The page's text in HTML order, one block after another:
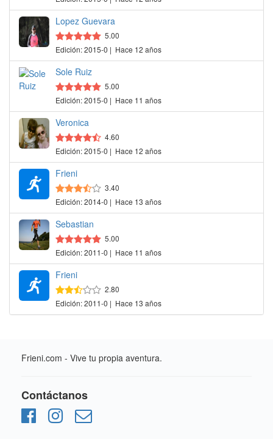
Lopez Guevara
5.00
Edición: 2015-0 | Hace 12 años
Sole Ruiz
5.00
Edición: 2015-0 | Hace 11 años
Veronica
4.60
Edición: 2015-0 | Hace 12 años
Frieni
3.40
Edición: 2014-0 | Hace 13 años
Sebastian
5.00
Edición: 2011-0 | Hace 11 años
Frieni
2.80
Edición: 2011-0 | Hace 13 años
Frieni.com - Vive tu propia aventura.
Contáctanos